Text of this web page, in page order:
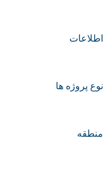
اطلاعات
نوع پروژه ها
منطقه